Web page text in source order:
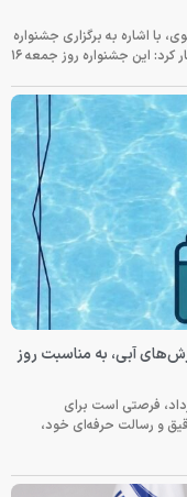
اشاره به برگزاری جشنواره
آبی، به مناسبت روز
آب، روایتگران تلاش و پیشرفت ۱۷ مرداد، فرصتی است برای
و رسالت حرفه‌ای خود،